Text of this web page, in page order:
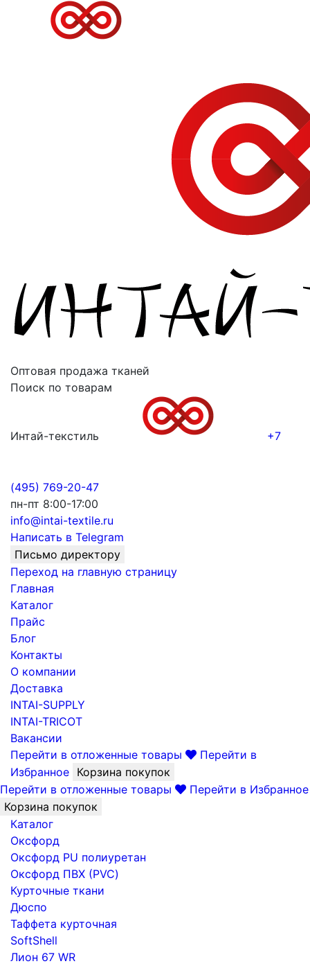
Оптовая продажа тканей
Поиск по товарам
Интай-текстиль +7
(495) 769-20-47
пн-пт 8:00-17:00
info@intai-textile.ru
Написать в Telegram
Письмо директору
Переход на главную страницу
Главная
Каталог
Прайс
Блог
Контакты
О компании
Доставка
INTAI-SUPPLY
INTAI-TRICOT
Вакансии
Перейти в отложенные товары
Перейти в
Избранное Корзина покупок
Перейти в отложенные товары
Перейти в Избранное
Корзина покупок
Каталог
Оксфорд
Оксфорд PU полиуретан
Оксфорд ПВХ (PVC)
Курточные ткани
Дюспо
Таффета курточная
SoftShell
Лион 67 WR